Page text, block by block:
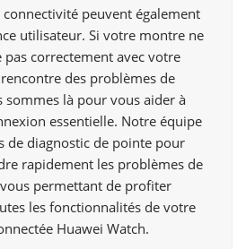
peuvent également
utilisateur. Si votre montre ne
pas correctement avec votre
des problèmes de
sommes là pour vous aider à
essentielle. Notre équipe
de diagnostic de pointe pour
rapidement les problèmes de
permettant de profiter
les fonctionnalités de votre
Huawei Watch.